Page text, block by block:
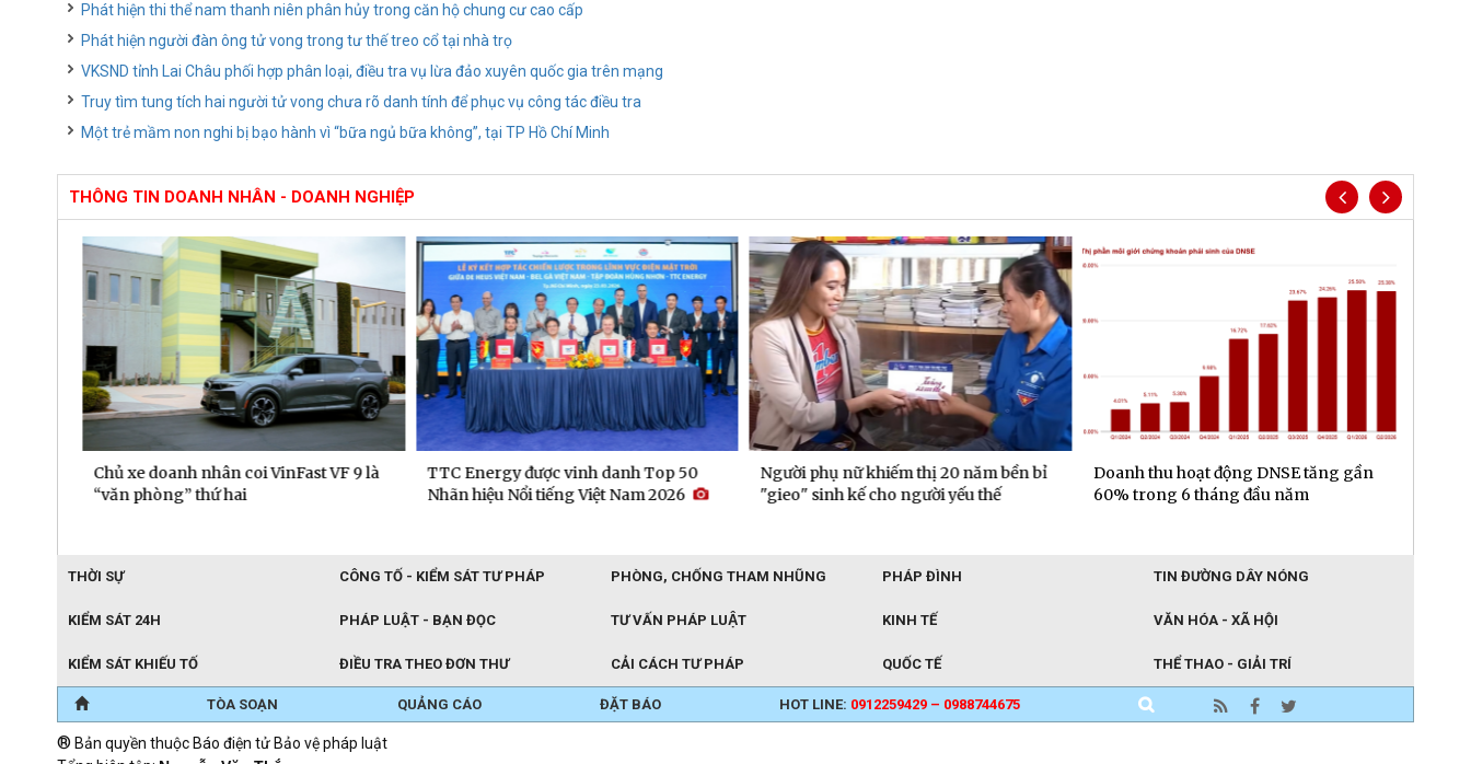
Phát hiện thi thể nam thanh niên phân hủy trong căn hộ chung cư cao cấp
Phát hiện người đàn ông tử vong trong tư thế treo cổ tại nhà trọ
VKSND tỉnh Lai Châu phối hợp phân loại, điều tra vụ lừa đảo xuyên quốc gia trên mạng
Truy tìm tung tích hai người tử vong chưa rõ danh tính để phục vụ công tác điều tra
Một trẻ mầm non nghi bị bạo hành vì “bữa ngủ bữa không”, tại TP Hồ Chí Minh
THÔNG TIN DOANH NHÂN - DOANH NGHIỆP
Chủ xe doanh nhân coi VinFast VF 9 là
“văn phòng” thứ hai
TTC Energy được vinh danh Top 50
Nhãn hiệu Nổi tiếng Việt Nam 2026
Người phụ nữ khiếm thị 20 năm bền bỉ
"gieo" sinh kế cho người yếu thế
Doanh thu hoạt động DNSE tăng gần
60% trong 6 tháng đầu năm
THỜI SỰ CÔNG TỐ - KIỂM SÁT TƯ PHÁP PHÒNG, CHỐNG THAM NHŨNG PHÁP ĐÌNH TIN ĐƯỜNG DÂY NÓNG
KIỂM SÁT 24H PHÁP LUẬT - BẠN ĐỌC TƯ VẤN PHÁP LUẬT KINH TẾ VĂN HÓA - XÃ HỘI
KIỂM SÁT KHIẾU TỐ ĐIỀU TRA THEO ĐƠN THƯ CẢI CÁCH TƯ PHÁP QUỐC TẾ THỂ THAO - GIẢI TRÍ
TÒA SOẠN QUẢNG CÁO ĐẶT BÁO HOT LINE: 0912259429 – 0988744675
® Bản quyền thuộc Báo điện tử Bảo vệ pháp luật